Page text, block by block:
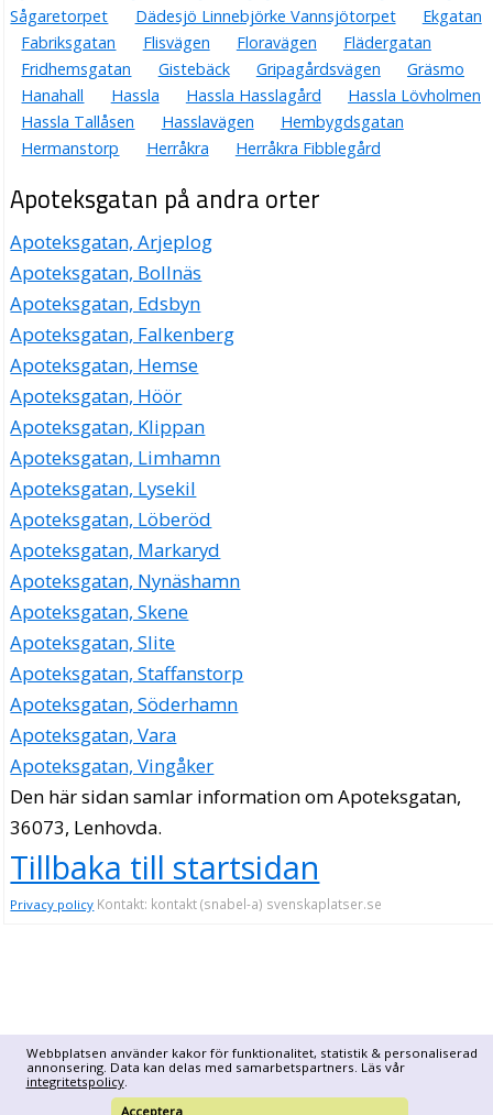
Webbplatsen använder kakor för funktionalitet, statistik & personaliserad
annonsering. Data kan delas med samarbetspartners. Läs vår
integritetspolicy.
Acceptera
Sågaretorpet
Dädesjö Linnebjörke Vannsjötorpet
Ekgatan
Fabriksgatan
Flisvägen Floravägen
Flädergatan
Fridhemsgatan
Gistebäck Gripagårdsvägen
Gräsmo
Hanahall
Hassla Hassla Hasslagård
Hassla Lövholmen
Hassla Tallåsen
Hasslavägen
Hembygdsgatan
Hermanstorp
Herråkra Herråkra Fibblegård
Apoteksgatan på andra orter
Apoteksgatan, Arjeplog
Apoteksgatan, Bollnäs
Apoteksgatan, Edsbyn
Apoteksgatan, Falkenberg
Apoteksgatan, Hemse
Apoteksgatan, Höör
Apoteksgatan, Klippan
Apoteksgatan, Limhamn
Apoteksgatan, Lysekil
Apoteksgatan, Löberöd
Apoteksgatan, Markaryd
Apoteksgatan, Nynäshamn
Apoteksgatan, Skene
Apoteksgatan, Slite
Apoteksgatan, Staffanstorp
Apoteksgatan, Söderhamn
Apoteksgatan, Vara
Apoteksgatan, Vingåker
Den här sidan samlar information om Apoteksgatan,
36073, Lenhovda.
Tillbaka till startsidan
Privacy policy Kontakt: kontakt (snabel-a) svenskaplatser.se